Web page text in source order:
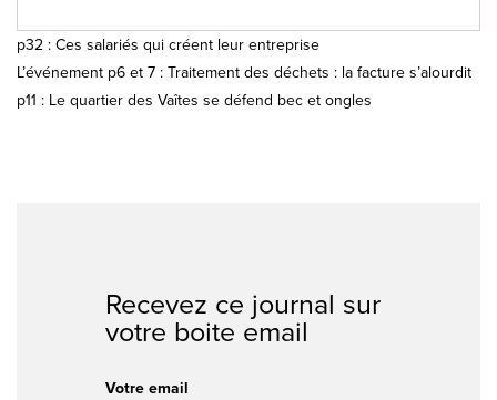
p32 : Ces salariés qui créent leur entreprise
L’événement p6 et 7 : Traitement des déchets : la facture s’alourdit
p11 : Le quartier des Vaîtes se défend bec et ongles
Recevez ce journal sur
votre boite email
Votre email